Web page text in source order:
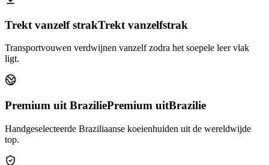
Trekt vanzelf strakTrekt vanzelfstrak
Transportvouwen verdwijnen vanzelf zodra het soepele leer vlak
ligt.
Premium uit BraziliePremium uitBrazilie
Handgeselecteerde Braziliaanse koeienhuiden uit de wereldwijde
top.